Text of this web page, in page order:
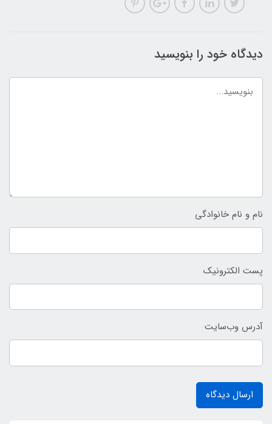
دیدگاه خود را بنویسید
نام و نام خانوادگی
پست الکترونیک
آدرس وب‌سایت
ارسال دیدگاه